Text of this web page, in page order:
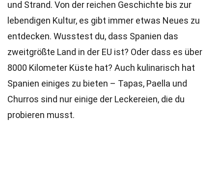
und Strand. Von der reichen Geschichte bis zur
lebendigen Kultur, es gibt immer etwas Neues zu
entdecken. Wusstest du, dass Spanien das
zweitgrößte Land in der EU ist? Oder dass es über
8000 Kilometer Küste hat? Auch kulinarisch hat
Spanien einiges zu bieten – Tapas, Paella und
Churros sind nur einige der Leckereien, die du
probieren musst.